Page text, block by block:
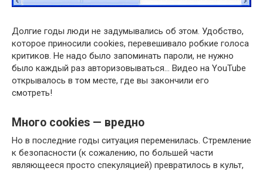
Долгие годы люди не задумывались об этом. Удобство,
которое приносили cookies, перевешивало робкие голоса
критиков. Не надо было запоминать пароли, не нужно
было каждый раз авторизовываться… Видео на YouTube
открывалось в том месте, где вы закончили его
смотреть!
Много cookies — вредно
Но в последние годы ситуация переменилась. Стремление
к безопасности (к сожалению, по большей части
являющееся просто спекуляцией) превратилось в культ,